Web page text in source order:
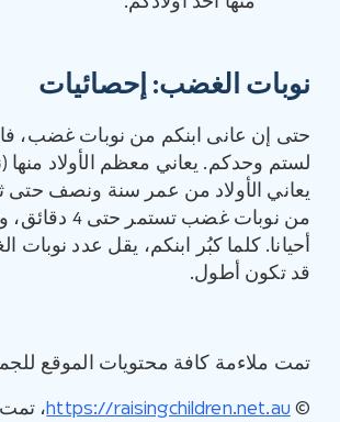
نوبات الغضب: إحصائيات
حتى إن عانى ابنكم من نوبات غضب،
يعاني الأولاد من عمر سنة ونصف حتى
من نوبات غضب
أحيانا. كلما كبُر ابنكم، يقل عدد نوبات
قد تكون أطول.
تمت ملاءمة كافة محتويات الموقع
©
https://raisingchildren.net.au،